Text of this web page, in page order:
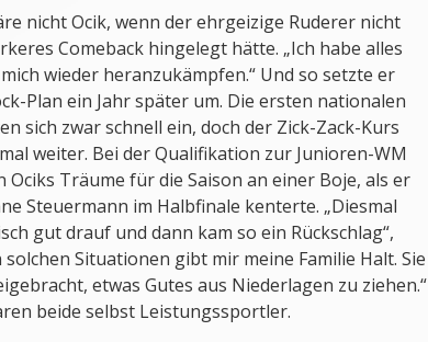
nicht Ocik, wenn der ehrgeizige Ruderer nicht
Comeback hingelegt hätte. „Ich habe alles
wieder heranzukämpfen.“ Und so setzte er
Plan ein Jahr später um. Die ersten nationalen
sich zwar schnell ein, doch der Zick-Zack-Kurs
weiter. Bei der Qualifikation zur Junioren-WM
Ociks Träume für die Saison an einer Boje, als er
Steuermann im Halbfinale kenterte. „Diesmal
gut drauf und dann kam so ein Rückschlag“,
solchen Situationen gibt mir meine Familie Halt. Sie
etwas Gutes aus Niederlagen zu ziehen.“
beide selbst Leistungssportler.